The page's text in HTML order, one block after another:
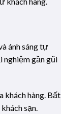
ánh sáng tự
nghiệm gần gũi
khách hàng. Bất
sạn.